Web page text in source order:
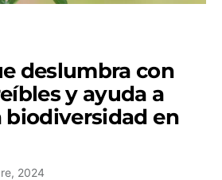
deslumbra con
y ayuda a
biodiversidad en
2024